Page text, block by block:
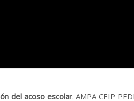
del acoso escolar. AMPA CEIP